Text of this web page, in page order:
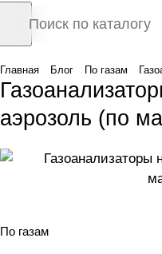
Главная Блог По газам
аэрозоль (по
По газам